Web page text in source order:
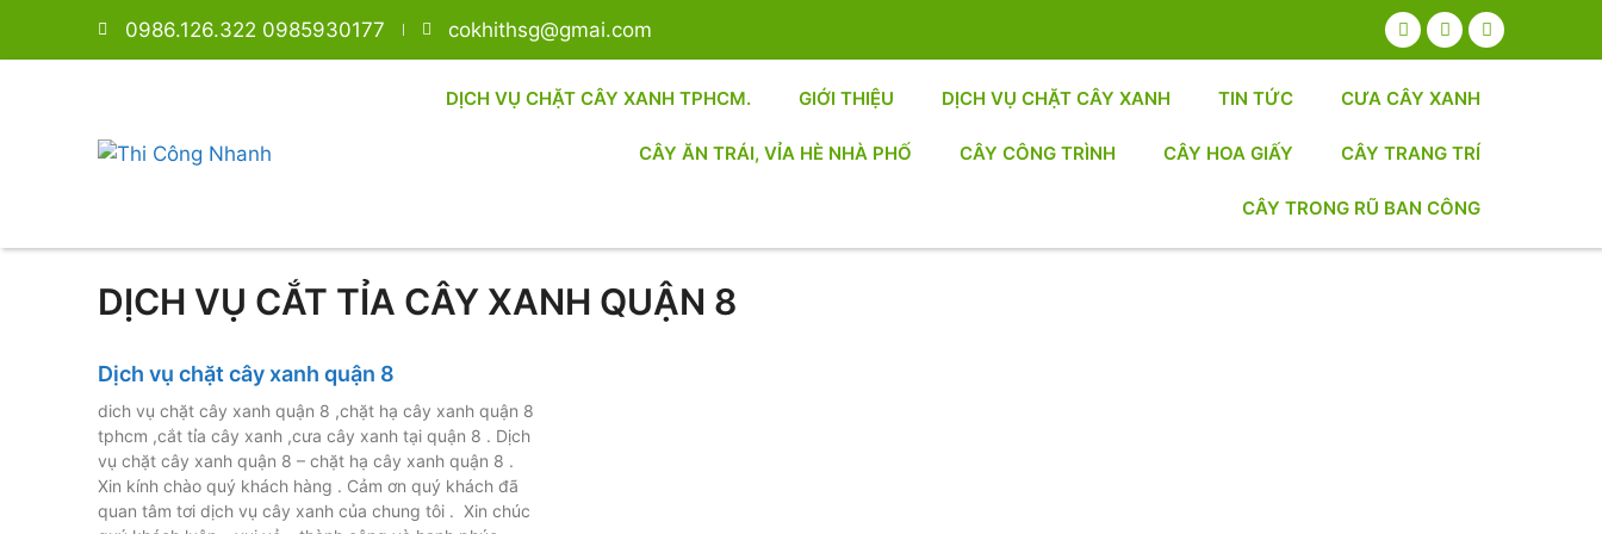
0986.126.322 0985930177 cokhithsg@gmai.com
DỊCH VỤ CHẶT CÂY XANH TPHCM. GIỚI THIỆU DỊCH VỤ CHẶT CÂY XANH TIN TỨC CƯA CÂY XANH
CÂY ĂN TRÁI, VỈA HÈ NHÀ PHỐ CÂY CÔNG TRÌNH CÂY HOA GIẤY CÂY TRANG TRÍ
CÂY TRONG RŨ BAN CÔNG
DỊCH VỤ CẮT TỈA CÂY XANH QUẬN 8
Dịch vụ chặt cây xanh quận 8
dich vụ chặt cây xanh quận 8 ,chặt hạ cây xanh quận 8
tphcm ,cắt tỉa cây xanh ,cưa cây xanh tại quận 8 . Dịch
vụ chặt cây xanh quận 8 – chặt hạ cây xanh quận 8 .
Xin kính chào quý khách hàng . Cảm ơn quý khách đã
quan tâm tơi dịch vụ cây xanh của chung tôi . Xin chúc